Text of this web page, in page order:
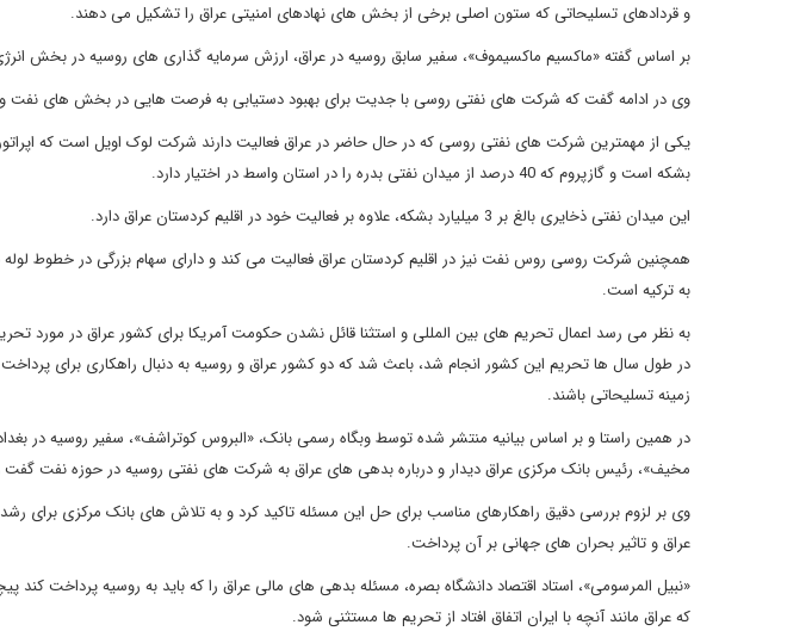
و قردادهای تسلیحاتی که ستون اصلی برخی از بخش های نهادهای امنیتی عراق را تشکیل می دهند.
بر اساس گفته «ماکسیم ماکسیموف»، سفیر سابق روسیه در عراق، ارزش سرمایه گذاری های روسیه در بخش انرژی کشور عراق حدود
وی در ادامه گفت که شرکت های نفتی روسی با جدیت برای بهبود دستیابی به فرصت هایی در بخش های نفت و
بشکه است و گازپروم که 40 درصد از میدان نفتی بدره را در استان واسط در اختیار دارد.
این میدان نفتی ذخایری بالغ بر 3 میلیارد بشکه، علاوه بر فعالیت خود در اقلیم کردستان عراق دارد.
همچنین شرکت روسی روس نفت نیز در اقلیم کردستان عراق فعالیت می کند و دارای سهام بزرگی در خطوط لوله
به ترکیه است.
به نظر می ‌رسد اعمال تحریم ‌های بین ‌المللی و استثنا قائل نشدن حکومت آمریکا برای کشور عراق در مورد
در طول سال ها تحریم این کشور انجام شد، باعث شد که دو کشور عراق و روسیه به دنبال راهکاری برای
زمینه تسلیحاتی باشند.
در همین راستا و بر اساس بیانیه منتشر شده توسط وبگاه رسمی بانک، «البروس کوتراشف»، سفیر روسیه در
مخیف»، رئیس بانک مرکزی عراق دیدار و درباره بدهی های عراق به شرکت‌ های نفتی روسیه در حوزه نفت گفت
وی بر لزوم بررسی دقیق راهکارهای مناسب برای حل این مسئله تاکید کرد و به تلاش های بانک مرکزی
عراق و تاثیر بحران های جهانی بر آن پرداخت.
«نبیل المرسومی»، استاد اقتصاد دانشگاه بصره، مسئله بدهی‌ های مالی عراق را که باید به روسیه پرداخت
که عراق مانند آنچه با ایران اتفاق افتاد از تحریم‌ ها مستثنی شود.